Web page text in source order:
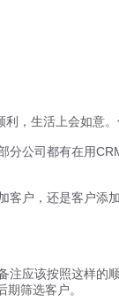
，生活上会如意
公司都有在用
客户，还是客户添
应该按照这样的
筛选客户。